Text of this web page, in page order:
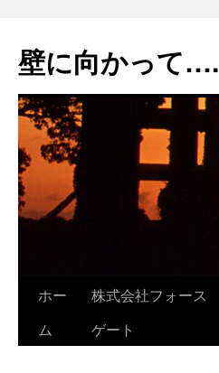
テ
ン
へ
ス
キ
ッ
プ
壁に向かって….
ホー
ム
株式会社フォース
ゲート